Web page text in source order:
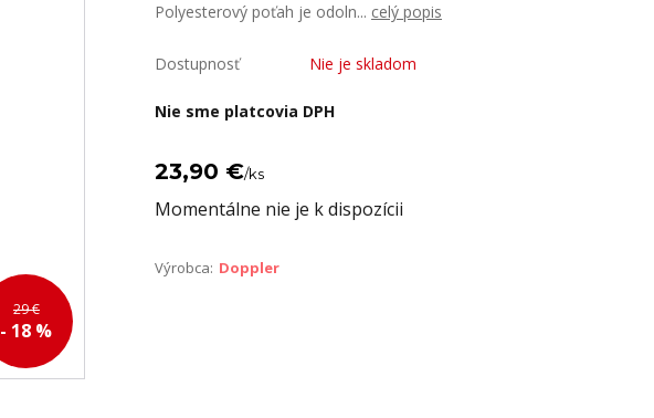
29 €
- 18 %
Polyesterový poťah je odoln... celý popis
Dostupnosť Nie je skladom
Nie sme platcovia DPH
23,90 €/ks
Momentálne nie je k dispozícii
Výrobca: Doppler